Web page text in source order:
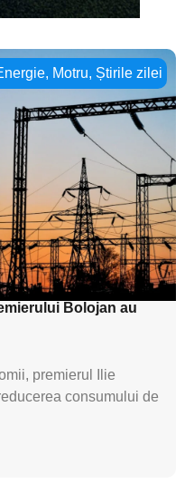
, Motru, Știrile zilei
pentru
aici
aici
aici
subti
Bolojan au
premierul Ilie
consumului de